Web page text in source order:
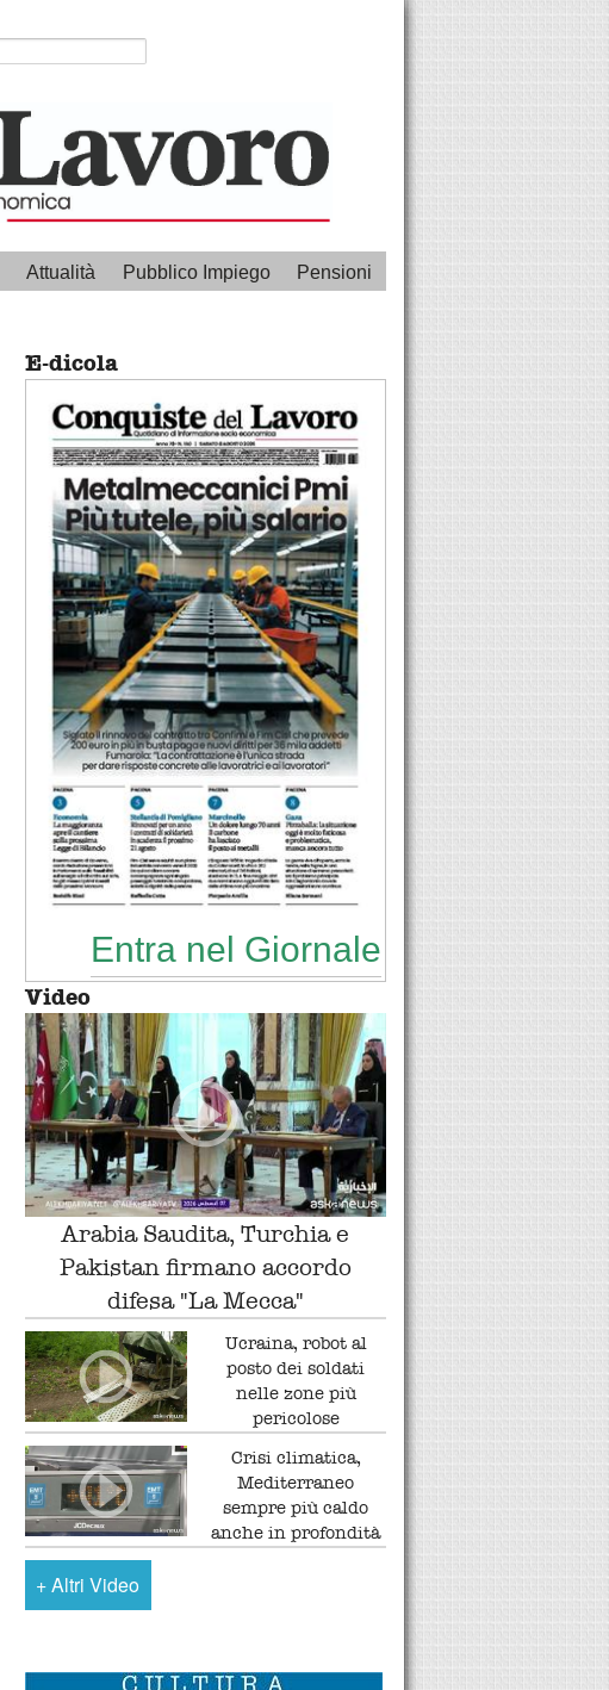
Attualità Pubblico Impiego Pensioni
E-dicola
Entra nel Giornale
Video
Arabia Saudita, Turchia e
Pakistan firmano accordo
difesa "La Mecca"
Ucraina, robot al
posto dei soldati
nelle zone più
pericolose
Crisi climatica,
Mediterraneo
sempre più caldo
anche in profondità
+Altri Video